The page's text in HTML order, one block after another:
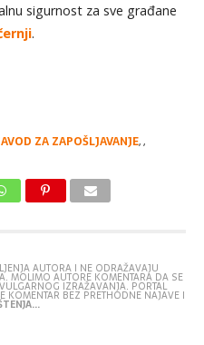
sigurnost za sve građane
.
ZA ZAPOŠLJAVANJE,,
AUTORA I NE ODRAŽAVAJU
MOLIMO AUTORE KOMENTARA DA SE
IZRAŽAVANJA. PORTAL
BEZ PRETHODNE NAJAVE I